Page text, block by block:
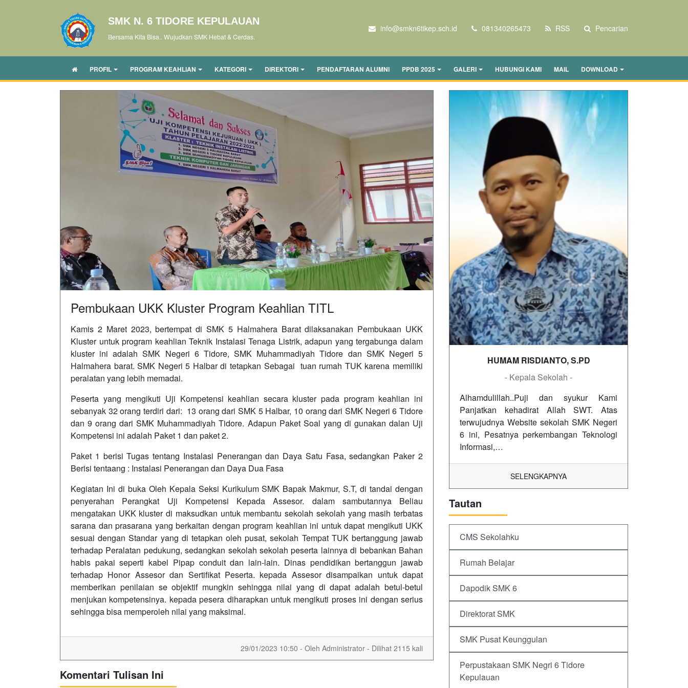
SMK N. 6 TIDORE KEPULAUAN
Bersama Kita Bisa.. Wujudkan SMK Hebat & Cerdas.
info@smkn6tikep.sch.id 081340265473 RSS Pencarian
PROFIL PROGRAM KEAHLIAN KATEGORI DIREKTORI PENDAFTARAN ALUMNI PPDB 2025 GALERI HUBUNGI KAMI MAIL DOWNLOAD
Pembukaan UKK Kluster Program Keahlian TITL
Kamis 2 Maret 2023, bertempat di SMK 5 Halmahera Barat dilaksanakan Pembukaan UKK
Kluster untuk program keahlian Teknik Instalasi Tenaga Listrik, adapun yang tergabunga dalam
kluster ini adalah SMK Negeri 6 Tidore, SMK Muhammadiyah Tidore dan SMK Negeri 5
Halmahera barat. SMK Negeri 5 Halbar di tetapkan Sebagai tuan rumah TUK karena memiliki
peralatan yang lebih memadai.
Peserta yang mengikuti Uji Kompetensi keahlian secara kluster pada program keahlian ini
sebanyak 32 orang terdiri dari: 13 orang dari SMK 5 Halbar, 10 orang dari SMK Negeri 6 Tidore
dan 9 orang dari SMK Muhammadiyah Tidore. Adapun Paket Soal yang di gunakan dalan Uji
Kompetensi ini adalah Paket 1 dan paket 2.
Paket 1 berisi Tugas tentang Instalasi Penerangan dan Daya Satu Fasa, sedangkan Paker 2
Berisi tentaang : Instalasi Penerangan dan Daya Dua Fasa
Kegiatan Ini di buka Oleh Kepala Seksi Kurikulum SMK Bapak Makmur, S.T, di tandai dengan
penyerahan Perangkat Uji Kompetensi Kepada Assesor. dalam sambutannya Beliau
mengatakan UKK kluster di maksudkan untuk membantu sekolah sekolah yang masih terbatas
sarana dan prasarana yang berkaitan dengan program keahlian ini untuk dapat mengikuti UKK
sesuai dengan Standar yang di tetapkan oleh pusat, sekolah Tempat TUK bertanggung jawab
terhadap Peralatan pedukung, sedangkan sekolah sekolah peserta lainnya di bebankan Bahan
habis pakai seperti kabel Pipap conduit dan lain-lain. Dinas pendidikan bertanggun jawab
terhadap Honor Assesor dan Sertifikat Peserta. kepada Assesor disampaikan untuk dapat
memberikan penilaian se objektif mungkin sehingga nilai yang di dapat adalah betul-betul
menjukan kompetensinya. kepada pesera diharapkan untuk mengikuti proses ini dengan serius
sehingga bisa memperoleh nilai yang maksimal.
29/01/2023 10:50 - Oleh Administrator - Dilihat 2115 kali
Komentari Tulisan Ini
HUMAM RISDIANTO, S.PD
- Kepala Sekolah -
Alhamdulillah..Puji dan syukur Kami
Panjatkan kehadirat Allah SWT. Atas
terwujudnya Website sekolah SMK Negeri
6 ini, Pesatnya perkembangan Teknologi
Informasi,…
SELENGKAPNYA
Tautan
CMS Sekolahku
Rumah Belajar
Dapodik SMK 6
Direktorat SMK
SMK Pusat Keunggulan
Perpustakaan SMK Negri 6 Tidore
Kepulauan